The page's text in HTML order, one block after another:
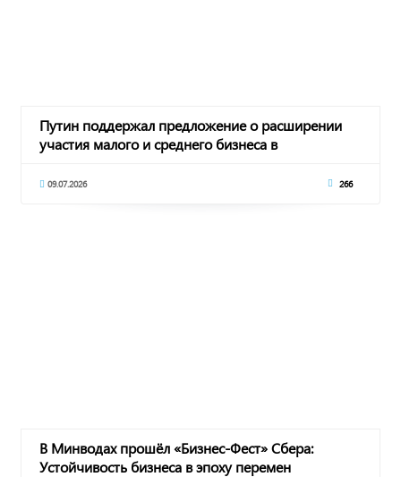
Путин поддержал предложение о расширении
участия малого и среднего бизнеса в
09.07.2026 266
В Минводах прошёл «Бизнес-Фест» Сбера:
Устойчивость бизнеса в эпоху перемен